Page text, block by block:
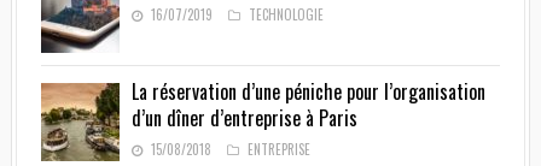
16/07/2019 TECHNOLOGIE
La réservation d’une péniche pour l’organisation
d’un dîner d’entreprise à Paris
15/08/2018 ENTREPRISE